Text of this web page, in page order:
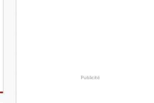
Publicité